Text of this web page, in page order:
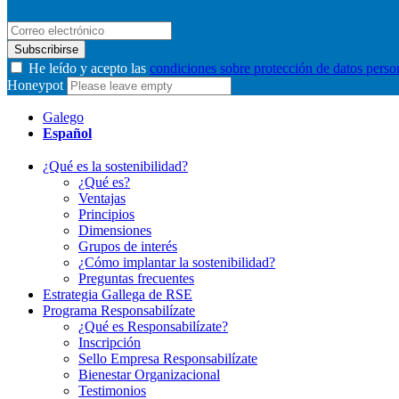
Subscribirse
He leído y acepto las condiciones sobre protección de datos
Honeypot
Galego
Español
¿Qué es la sostenibilidad?
¿Qué es?
Ventajas
Principios
Dimensiones
Grupos de interés
¿Cómo implantar la sostenibilidad?
Preguntas frecuentes
Estrategia Gallega de RSE
Programa Responsabilízate
¿Qué es Responsabilízate?
Inscripción
Sello Empresa Responsabilízate
Bienestar Organizacional
Testimonios